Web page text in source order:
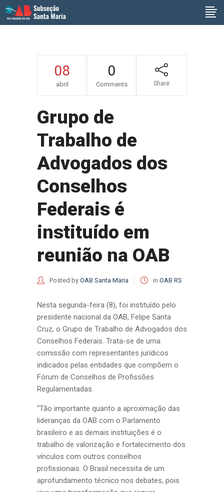
08
abril
0
Comments Share
Grupo de
Trabalho de
Advogados dos
Conselhos
Federais é
instituído em
reunião na OAB
Posted by OAB Santa Maria in OAB RS
Nesta segunda-feira (8), foi instituído pelo
presidente nacional da OAB, Felipe Santa
Cruz, o Grupo de Trabalho de Advogados dos
Conselhos Federais. Trata-se de uma
comissão com representantes jurídicos
indicados pelas entidades que compõem o
Fórum de Conselhos de Profissões
Regulamentadas.
“Tão importante quanto a aproximação das
lideranças da OAB com o Parlamento
brasileiro e as demais instituições é o
trabalho de valorização e fortalecimento dos
vínculos com outros conselhos
profissionais. O Brasil necessita de um
aprofundamento técnico nos debates, pois